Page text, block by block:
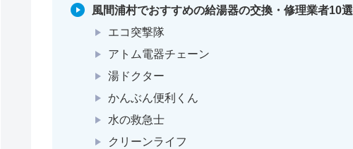
風間浦村でおすすめの給湯器の交換・修理業者10選
エコ突撃隊
アトム電器チェーン
湯ドクター
かんぶん便利くん
水の救急士
クリーンライフ